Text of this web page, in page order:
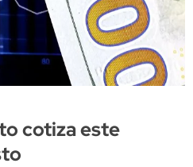
cotiza este